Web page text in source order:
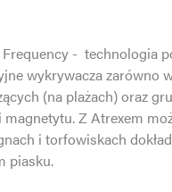
- technologia
wykrywacza zarówno
(na plażach) oraz
Z Atrexem
i torfowiskach
piasku.